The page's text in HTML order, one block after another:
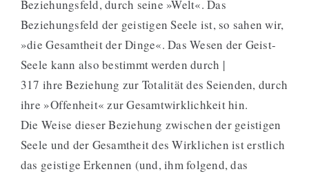
Beziehungsfeld, durch seine »Welt«. Das
Beziehungsfeld der geistigen Seele ist, so sahen wir,
»die Gesamtheit der Dinge«. Das Wesen der Geist-
Seele kann also bestimmt werden durch |
317 ihre Beziehung zur Totalität des Seienden, durch
ihre »Offenheit« zur Gesamtwirklichkeit hin.
Die Weise dieser Beziehung zwischen der geistigen
Seele und der Gesamtheit des Wirklichen ist erstlich
das geistige Erkennen (und, ihm folgend, das